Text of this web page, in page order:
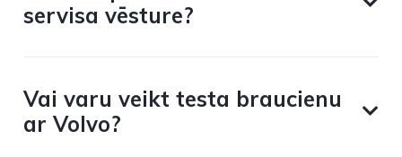
servisa vēsture?
Vai varu veikt testa braucienu
ar Volvo?